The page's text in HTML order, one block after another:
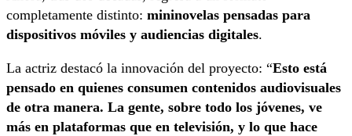
completamente distinto: mininovelas pensadas para
dispositivos móviles y audiencias digitales.
La actriz destacó la innovación del proyecto: “Esto está
pensado en quienes consumen contenidos audiovisuales
de otra manera. La gente, sobre todo los jóvenes, ve
más en plataformas que en televisión, y lo que hace